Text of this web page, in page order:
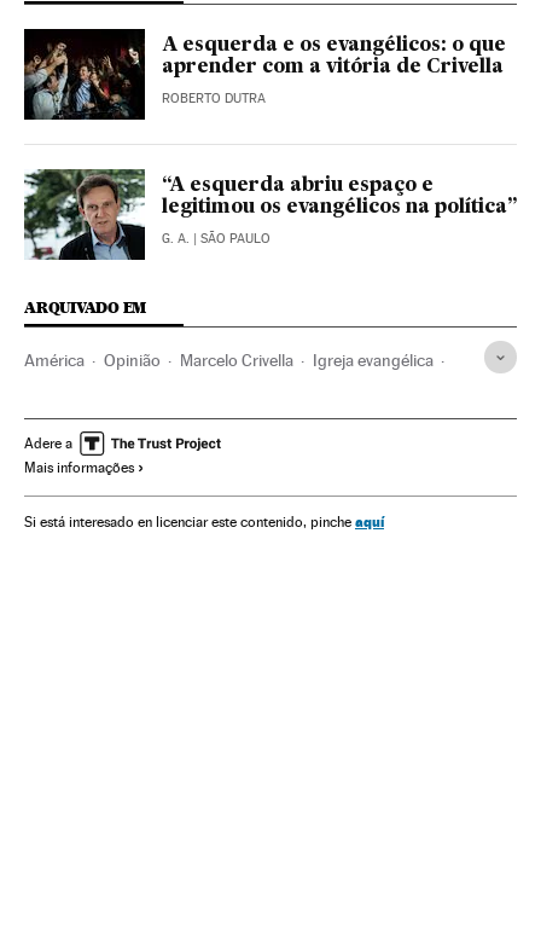
A esquerda e os evangélicos: o que
aprender com a vitória de Crivella
ROBERTO DUTRA
“A esquerda abriu espaço e
legitimou os evangélicos na política”
G. A. | SÃO PAULO
ARQUIVADO EM
América Opinião Marcelo Crivella Igreja evangélica
América do Sul América Latina
Cristianismo
Adere a
Mais informações
Si está interesado en licenciar este contenido, pinche aquí